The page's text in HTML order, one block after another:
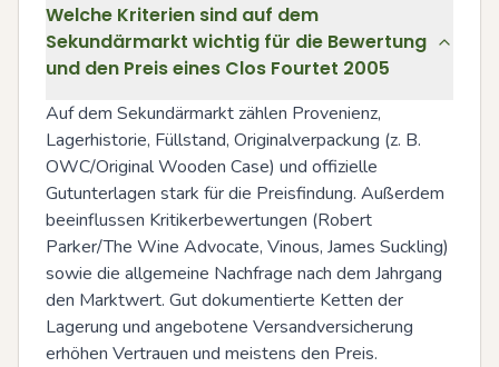
Welche Kriterien sind auf dem
Sekundärmarkt wichtig für die Bewertung
und den Preis eines Clos Fourtet 2005
Auf dem Sekundärmarkt zählen Provenienz,
Lagerhistorie, Füllstand, Originalverpackung (z. B.
OWC/Original Wooden Case) und offizielle
Gutunterlagen stark für die Preisfindung. Außerdem
beeinflussen Kritikerbewertungen (Robert
Parker/The Wine Advocate, Vinous, James Suckling)
sowie die allgemeine Nachfrage nach dem Jahrgang
den Marktwert. Gut dokumentierte Ketten der
Lagerung und angebotene Versandversicherung
erhöhen Vertrauen und meistens den Preis.